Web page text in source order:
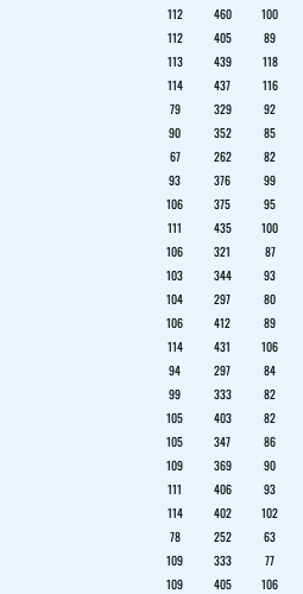
112 460
100
112 405
89
113 439
118
114 437
116
79 329
92
90 352
85
67 262
82
93 376
99
106 375
95
111 435
100
106 321
87
103 344
93
104 297
80
106 412
89
114 431
106
94 297
84
99 333
82
105 403
82
105 347
86
109 369
90
111 406
93
114 402
102
78 252
63
109 333
77
109 405
106